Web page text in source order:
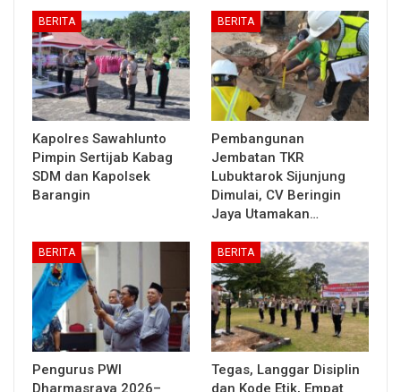
BERITA
Kapolres Sawahlunto
Pimpin Sertijab Kabag
SDM dan Kapolsek
Barangin
BERITA
Pembangunan
Jembatan TKR
Lubuktarok Sijunjung
Dimulai, CV Beringin
Jaya Utamakan…
BERITA
Pengurus PWI
Dharmasraya 2026–
BERITA
Tegas, Langgar Disiplin
dan Kode Etik, Empat